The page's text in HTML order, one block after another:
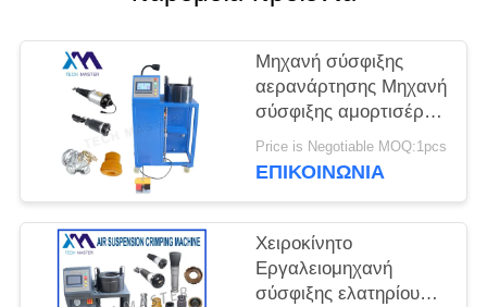
ΧΆΡΤΗΣ
ΙΣΤΌΤΟΠΟΥ
ΜΥΣΤΙΚΌΤΗΤΑ
ΠΟΛΙΤΙΚΉ
Μηχανή σύσφιξης
αερανάρτησης Μηχανή
σύσφιξης αμορτισέρ
αέρα με τοποθέτηση
οθόνης Επισκευή
Price is Negotiable MOQ:1pcs
ΕΠΙΚΟΙΝΩΝΊΑ
Χειροκίνητο
Εργαλειομηχανή
σύσφιξης ελατηρίου